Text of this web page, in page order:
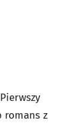
romans z